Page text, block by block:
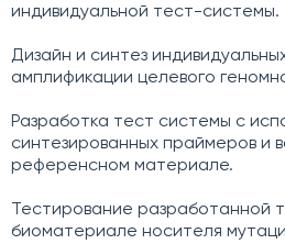
индивидуальной тест-системы.
Дизайн и синтез
амплификации целевого
Разработка тест системы с
синтезированных праймеров и
референсном материале.
Тестирование разработанной
биоматериале носителя